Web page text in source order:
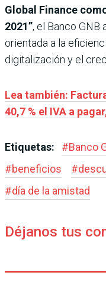
Global Finance
2021”, el Banco GNB
orientada a la
digitalización y el
Lea también:
40,7 % el IVA a
Etiquetas: #Banco
#beneficios #
#día de la amistad
Déjanos tus